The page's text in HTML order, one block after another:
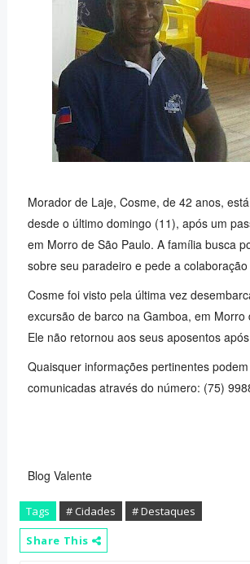
Morador de Laje, Cosme, de 42 anos,
desde o último domingo (11), após um
em Morro de São Paulo. A família busca
sobre seu paradeiro e pede a
Cosme foi visto pela última vez
excursão de barco na Gamboa, em Morro
Ele não retornou aos seus aposentos
Quaisquer informações pertinentes
comunicadas através do número: (75)
Blog Valente
Tags # Cidades
# Destaques
Share This